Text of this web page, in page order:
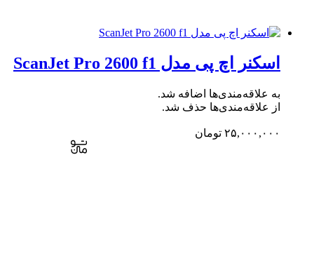
اسکنر اچ پی مدل ScanJet Pro 2600 f1
به علاقه‌مندی‌ها اضافه شد.
از علاقه‌مندی‌ها حذف شد.
۲۵,۰۰۰,۰۰۰ تومان